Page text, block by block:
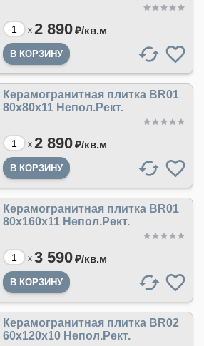
x 2 890₽/кв.м
Керамогранитная плитка BR01
80x80x11 Непол.Рект.
x 2 890₽/кв.м
Керамогранитная плитка BR01
80x160x11 Непол.Рект.
x 3 590₽/кв.м
Керамогранитная плитка BR02
60x120x10 Непол.Рект.